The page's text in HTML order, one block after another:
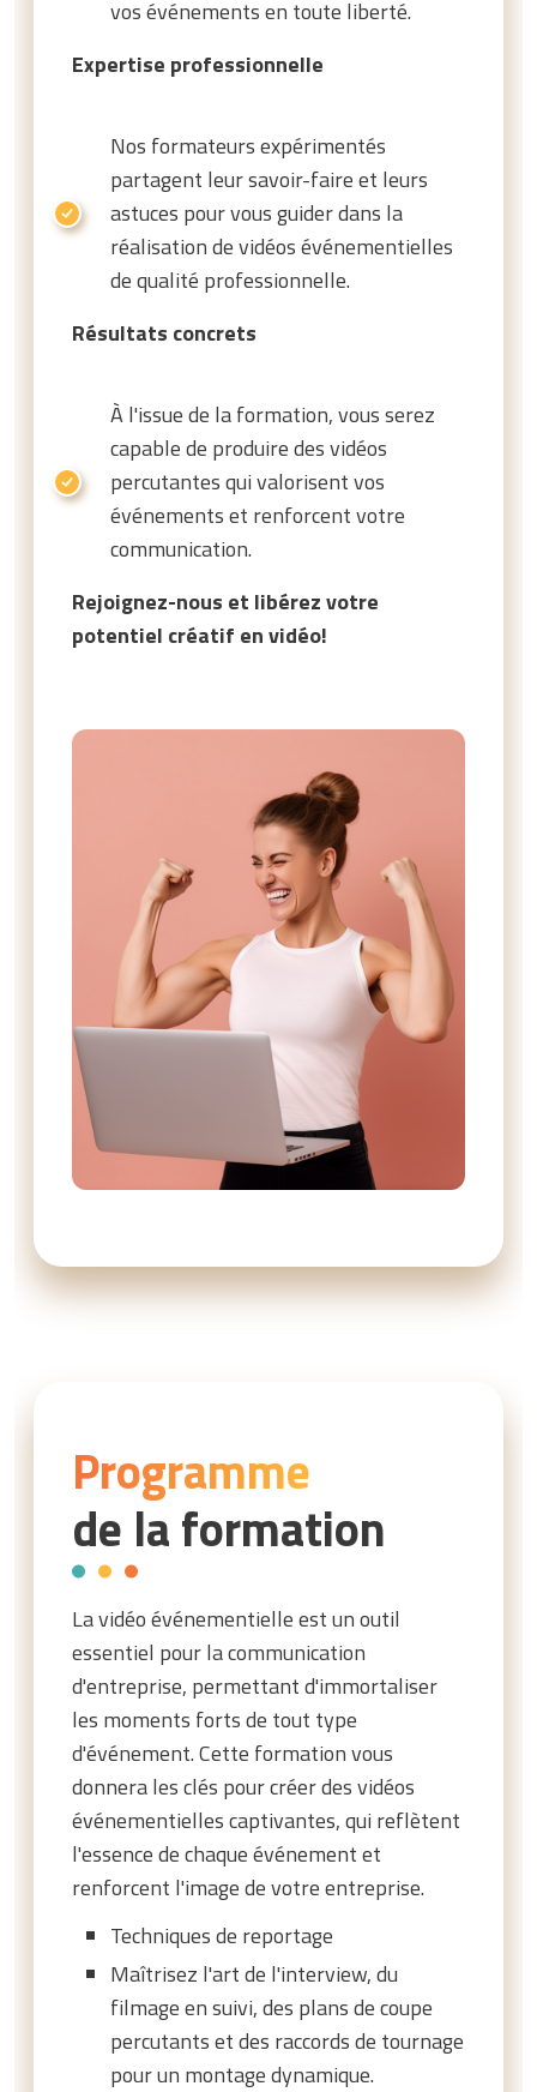
vos événements en toute liberté.
Expertise professionnelle
Nos formateurs expérimentés
partagent leur savoir-faire et leurs
astuces pour vous guider dans la
réalisation de vidéos événementielles
de qualité professionnelle.
Résultats concrets
À l'issue de la formation, vous serez
capable de produire des vidéos
percutantes qui valorisent vos
événements et renforcent votre
communication.
Rejoignez-nous et libérez votre
potentiel créatif en vidéo!
Programme
de la formation
La vidéo événementielle est un outil
essentiel pour la communication
d'entreprise, permettant d'immortaliser
les moments forts de tout type
d'événement. Cette formation vous
donnera les clés pour créer des vidéos
événementielles captivantes, qui reflètent
l'essence de chaque événement et
renforcent l'image de votre entreprise.
Techniques de reportage
Maîtrisez l'art de l'interview, du
filmage en suivi, des plans de coupe
percutants et des raccords de tournage
pour un montage dynamique.